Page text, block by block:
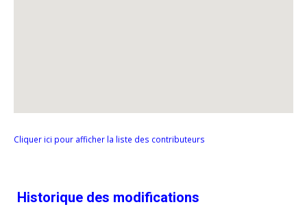
Cliquer ici pour afficher la liste des contributeurs
Historique des modifications